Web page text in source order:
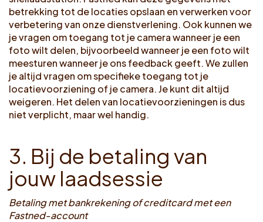
betrekking tot de locaties opslaan en verwerken voor
verbetering van onze dienstverlening. Ook kunnen we
je vragen om toegang tot je camera wanneer je een
foto wilt delen, bijvoorbeeld wanneer je een foto wilt
meesturen wanneer je ons feedback geeft. We zullen
je altijd vragen om specifieke toegang tot je
locatievoorziening of je camera. Je kunt dit altijd
weigeren. Het delen van locatievoorzieningen is dus
niet verplicht, maar wel handig.
3. Bij de betaling van
jouw laadsessie
Betaling met bankrekening of creditcard met een
Fastned-account